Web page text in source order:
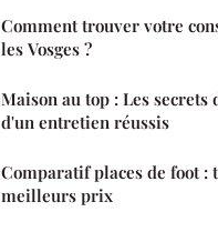
Comment trouver votre
les Vosges ?
Maison au top : Les secrets
d'un entretien réussis
Comparatif places de foot :
meilleurs prix